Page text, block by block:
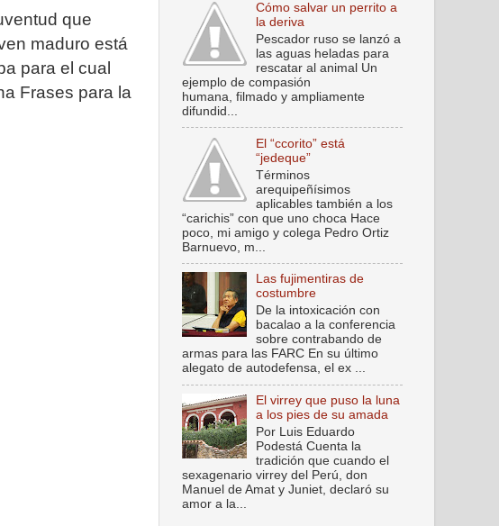
que
maduro está
para el cual
Frases para la
Cómo salvar un perrito a
la deriva
Pescador ruso se lanzó a
las aguas heladas para
rescatar al animal Un
ejemplo de compasión
humana, filmado y ampliamente
difundid...
El “ccorito” está
“jedeque”
Términos
arequipeñísimos
aplicables también a los
“carichis” con que uno choca Hace
poco, mi amigo y colega Pedro Ortiz
Barnuevo, m...
Las fujimentiras de
costumbre
De la intoxicación con
bacalao a la conferencia
sobre contrabando de
armas para las FARC En su último
alegato de autodefensa, el ex ...
El virrey que puso la luna
a los pies de su amada
Por Luis Eduardo
Podestá Cuenta la
tradición que cuando el
sexagenario virrey del Perú, don
Manuel de Amat y Juniet, declaró su
amor a la...